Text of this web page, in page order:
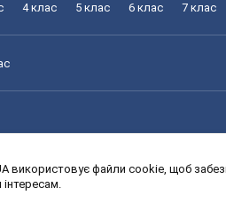
4 клас 5 клас 6 клас 7 клас
4 клас 5 клас 6 клас 7 клас
використовує файли cookie, щоб